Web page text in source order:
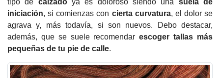
iniciación, si comienzas con cierta curvatura, el dolor se
agrava y, más todavía, si son nuevos. Debo destacar,
además, que se suele recomendarescoger tallas más
pequeñas de tu pie de calle.